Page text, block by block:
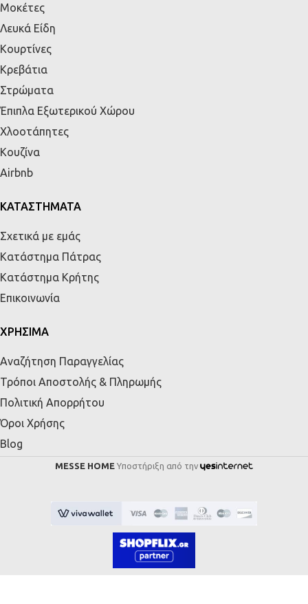
Μοκέτες
Λευκά Είδη
Κουρτίνες
Κρεβάτια
Στρώματα
Έπιπλα Εξωτερικού Χώρου
Χλοοτάπητες
Κουζίνα
Airbnb
ΚΑΤΑΣΤΗΜΑΤΑ
Σχετικά με εμάς
Κατάστημα Πάτρας
Κατάστημα Κρήτης
Επικοινωνία
ΧΡΗΣΙΜΑ
Αναζήτηση Παραγγελίας
Τρόποι Αποστολής & Πληρωμής
Πολιτική Απορρήτου
Όροι Χρήσης
Blog
MESSE HOME Υποστήριξη από την